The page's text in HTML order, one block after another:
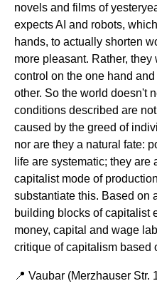
novels and films of
expects AI and robots,
hands, to actually shorten
more pleasant. Rather,
control on the one hand
other. So the world doesn't
conditions described are
caused by the greed of
nor are they a natural fate:
life are systematic; they
capitalist mode of
substantiate this. Based on
building blocks of capitalist
money, capital and wage
critique of capitalism based
📍 Vaubar (Merzhauser Str.